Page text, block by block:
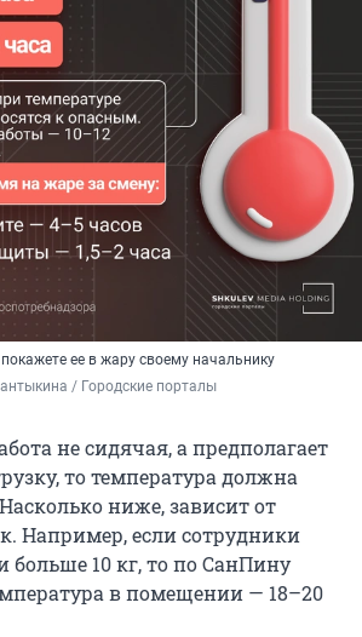
ее в жару своему начальнику
/ Городские порталы
не сидячая, а предполагает
то температура должна
ниже, зависит от
Например, если сотрудники
больше 10 кг, то по СанПину
в помещении — 18–20